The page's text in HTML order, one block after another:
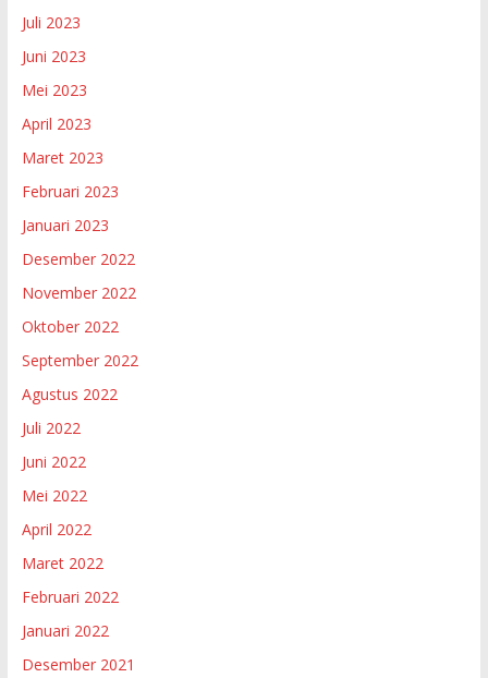
Juli 2023
Juni 2023
Mei 2023
April 2023
Maret 2023
Februari 2023
Januari 2023
Desember 2022
November 2022
Oktober 2022
September 2022
Agustus 2022
Juli 2022
Juni 2022
Mei 2022
April 2022
Maret 2022
Februari 2022
Januari 2022
Desember 2021